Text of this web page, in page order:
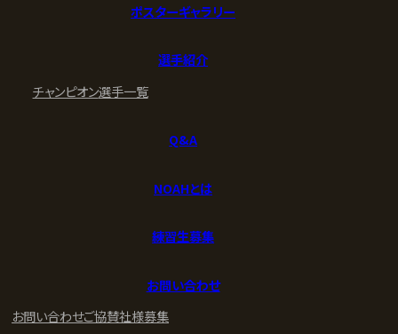
ポスターギャラリー
選手紹介
チャンピオン選手一覧
Q&A
NOAHとは
練習生募集
お問い合わせ
お問い合わせご協賛社様募集